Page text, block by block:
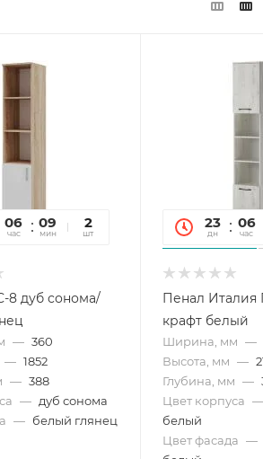
06
час
09
мин
10
сек
2
шт
8 дуб сонома/
— 360
— 1852
— 388
— дуб сонома
— белый глянец
23
дн
06
час
Пенал Италия
крафт белый
Ширина, мм —
Высота, мм —
Глубина, мм —
Цвет корпуса —
белый
Цвет фасада —